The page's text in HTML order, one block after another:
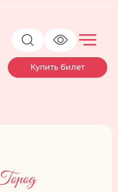
Купить билет